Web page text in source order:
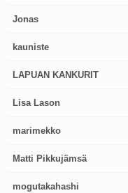
Jonas
kauniste
LAPUAN KANKURIT
Lisa Lason
marimekko
Matti Pikkujämsä
mogutakahashi